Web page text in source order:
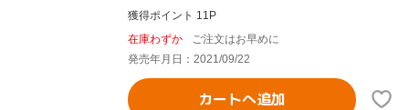
獲得ポイント 11P
在庫わずか
ご注文はお早めに
発売年月日：2021/09/22
カートへ追加